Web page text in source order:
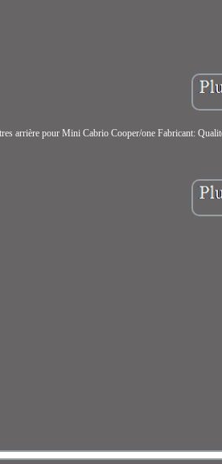
arrière pour Mini Cabrio Cooper/one Fabricant: